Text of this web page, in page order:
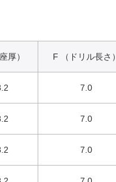
厚） F （ドリル長さ）
7.0
7.0
7.0